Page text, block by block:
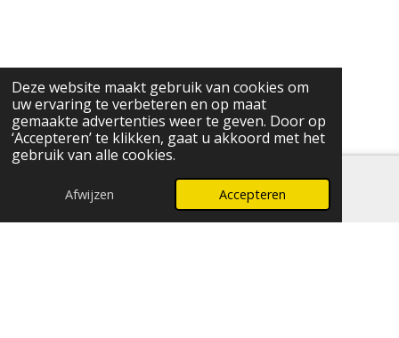
Deze website maakt gebruik van cookies om
uw ervaring te verbeteren en op maat
gemaakte advertenties weer te geven. Door op
‘Accepteren’ te klikken, gaat u akkoord met het
gebruik van alle cookies.
Afwijzen Accepteren
E-mailadres